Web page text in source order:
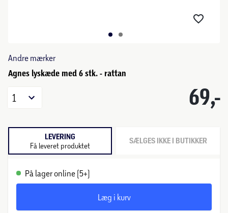
Andre mærker
Agnes lyskæde med 6 stk. - rattan
69,-
1
LEVERING
Få leveret produktet SÆLGES IKKE I BUTIKKER
På lager online (5+)
Læg i kurv